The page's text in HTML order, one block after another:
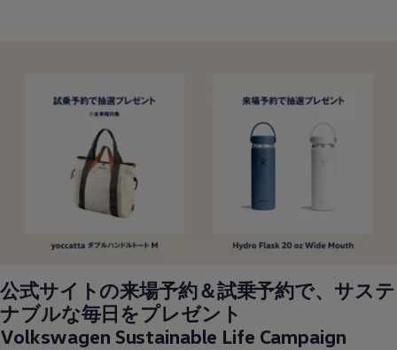
公式サイトの来場予約＆試乗予約で、サステ
ナブルな毎日をプレゼント
Volkswagen Sustainable Life Campaign